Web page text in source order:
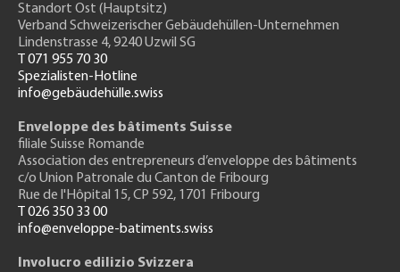
Standort Ost (Hauptsitz)
Verband Schweizerischer Gebäudehüllen-Unternehmen
Lindenstrasse 4, 9240 Uzwil SG
T 071 955 70 30
Spezialisten-Hotline
info@gebäudehülle.swiss
Enveloppe des bâtiments Suisse
filiale Suisse Romande
Association des entrepreneurs d’enveloppe des bâtiments
c/o Union Patronale du Canton de Fribourg
Rue de l'Hôpital 15, CP 592, 1701 Fribourg
T 026 350 33 00
info@enveloppe-batiments.swiss
Involucro edilizio Svizzera